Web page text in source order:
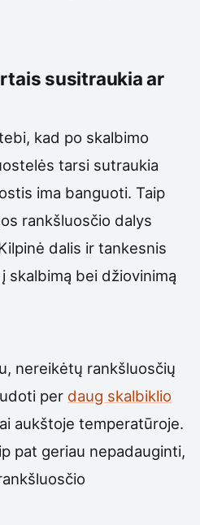
susitraukia ar
kad po skalbimo
tarsi sutraukia
ima banguoti. Taip
rankšluosčio dalys
dalis ir tankesnis
skalbimą bei džiovinimą
nereikėtų rankšluosčių
per daug skalbiklio
aukštoje temperatūroje.
pat geriau nepadauginti,